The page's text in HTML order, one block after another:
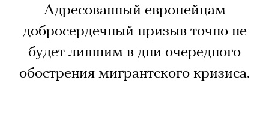
Адресованный европейцам
добросердечный призыв точно не
будет лишним в дни очередного
обострения мигрантского кризиса.